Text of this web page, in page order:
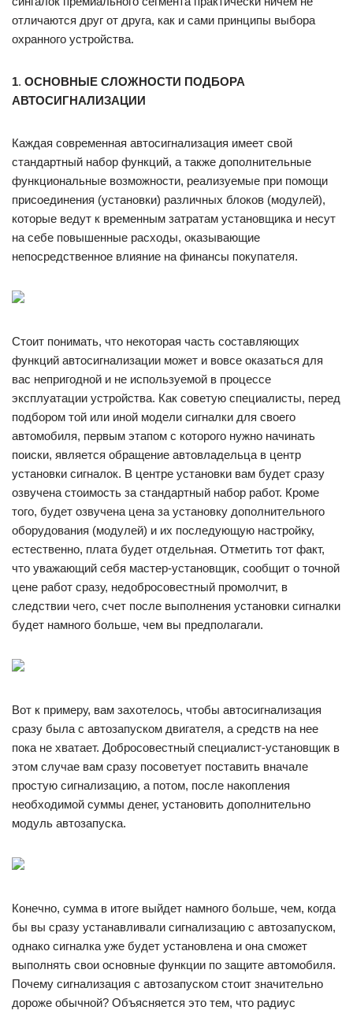
отличаются друг от друга, как и сами принципы выбора
охранного устройства.
1. ОСНОВНЫЕ СЛОЖНОСТИ ПОДБОРА
АВТОСИГНАЛИЗАЦИИ
Каждая современная автосигнализация имеет свой
стандартный набор функций, а также дополнительные
функциональные возможности, реализуемые при помощи
присоединения (установки) различных блоков (модулей),
которые ведут к временным затратам установщика и несут
на себе повышенные расходы, оказывающие
непосредственное влияние на финансы покупателя.
Стоит понимать, что некоторая часть составляющих
функций автосигнализации может и вовсе оказаться для
вас непригодной и не используемой в процессе
эксплуатации устройства. Как советую специалисты, перед
подбором той или иной модели сигналки для своего
автомобиля, первым этапом с которого нужно начинать
поиски, является обращение автовладельца в центр
установки сигналок. В центре установки вам будет сразу
озвучена стоимость за стандартный набор работ. Кроме
того, будет озвучена цена за установку дополнительного
оборудования (модулей) и их последующую настройку,
естественно, плата будет отдельная. Отметить тот факт,
что уважающий себя мастер-установщик, сообщит о точной
цене работ сразу, недобросовестный промолчит, в
следствии чего, счет после выполнения установки сигналки
будет намного больше, чем вы предполагали.
Вот к примеру, вам захотелось, чтобы автосигнализация
сразу была с автозапуском двигателя, а средств на нее
пока не хватает. Добросовестный специалист-установщик в
этом случае вам сразу посоветует поставить вначале
простую сигнализацию, а потом, после накопления
необходимой суммы денег, установить дополнительно
модуль автозапуска.
Конечно, сумма в итоге выйдет намного больше, чем, когда
бы вы сразу устанавливали сигнализацию с автозапуском,
однако сигналка уже будет установлена и она сможет
выполнять свои основные функции по защите автомобиля.
Почему сигнализация с автозапуском стоит значительно
дороже обычной? Объясняется это тем, что радиус